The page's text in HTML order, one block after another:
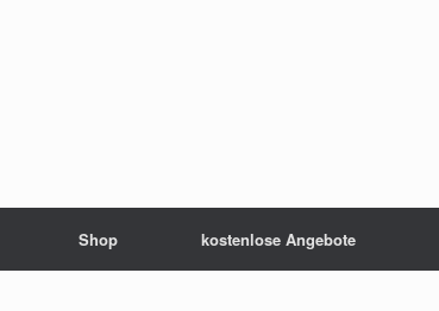
Shop kostenlose Angebote